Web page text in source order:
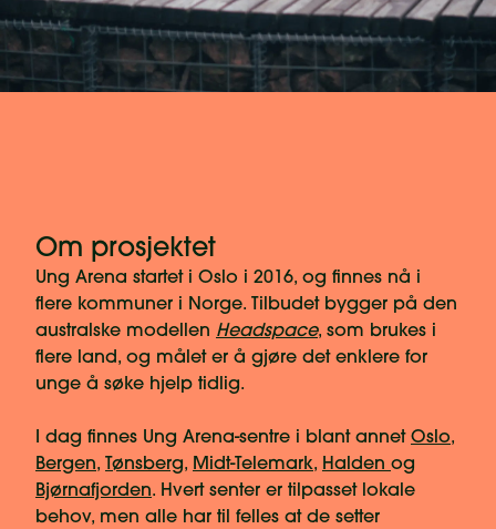
Om prosjektet
Ung Arena startet i Oslo i 2016, og finnes nå i
flere kommuner i Norge. Tilbudet bygger på den
australske modellen Headspace, som brukes i
flere land, og målet er å gjøre det enklere for
unge å søke hjelp tidlig.
I dag finnes Ung Arena-sentre i blant annet Oslo,
Bergen, Tønsberg, Midt-Telemark, Halden og
Bjørnafjorden. Hvert senter er tilpasset lokale
behov, men alle har til felles at de setter